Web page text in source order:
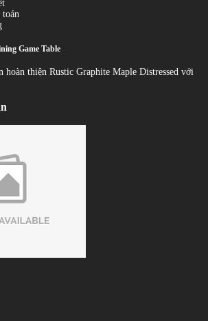
toán
Game Table
hoàn thiện Rustic Graphite Maple Distressed với